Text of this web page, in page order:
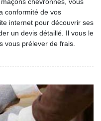
conformité de vos
internet pour découvrir ses
un devis détaillé. Il vous le
vous prélever de frais.